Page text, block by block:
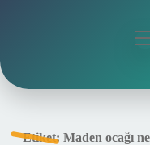
Etiket: Maden ocağı